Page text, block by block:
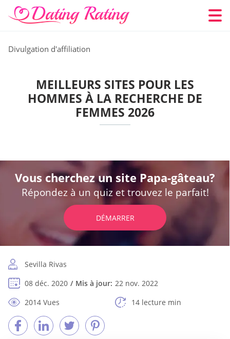
Divulgation d'affiliation
MEILLEURS SITES POUR LES
HOMMES À LA RECHERCHE DE
FEMMES 2026
Vous cherchez un site Papa-gâteau?
Répondez à un quiz et trouvez le parfait!
DÉMARRER
Sevilla Rivas
08 déc. 2020
Mis à jour: 22 nov. 2022
2014 Vues
14 lecture min